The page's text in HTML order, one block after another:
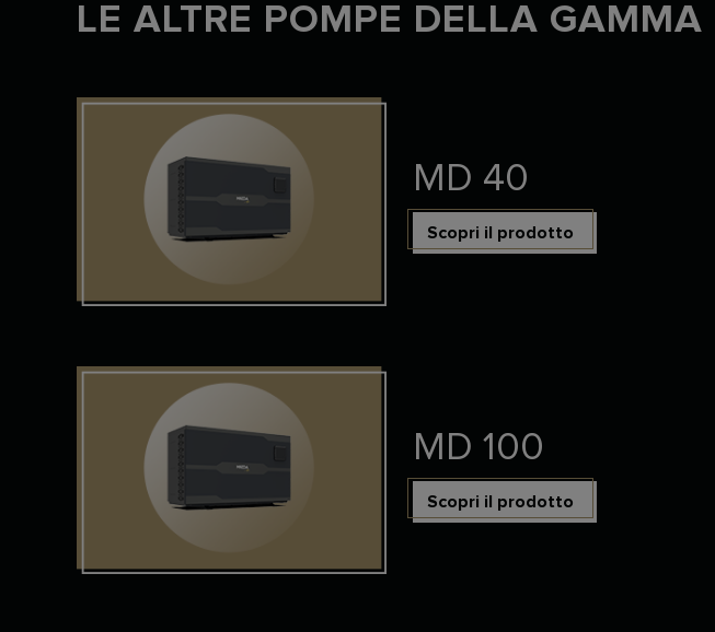
LE ALTRE POMPE DELLA GAMMA
MD 40
Scopri il prodotto
MD 100
Scopri il prodotto